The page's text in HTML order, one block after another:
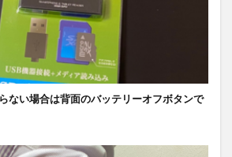
ない場合は背面のバッテリーオフボタンで